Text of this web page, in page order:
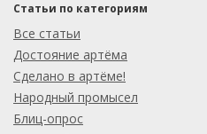
Статьи по категориям
Все статьи
Достояние артёма
Сделано в артёме!
Народный промысел
Блиц-опрос